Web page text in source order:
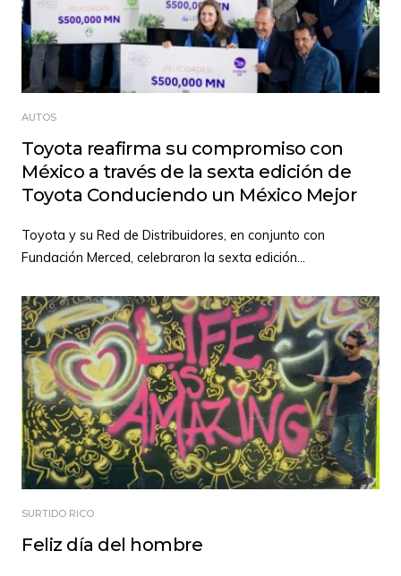
AUTOS
Toyota reafirma su compromiso con
México a través de la sexta edición de
Toyota Conduciendo un México Mejor
Toyota y su Red de Distribuidores, en conjunto con
Fundación Merced, celebraron la sexta edición
SURTIDO RICO
Feliz día del hombre